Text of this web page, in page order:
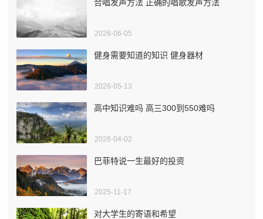
合唱发声方法 正确的唱歌发声方法
2026-06-05
健身需要知道的知识 健身器材
2026-05-13
高中知识难吗 高三300到550难吗
2026-04-02
巴菲特说一生最好的投资
2025-11-17
对大学生的寄语和希望